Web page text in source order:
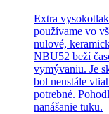
Extra
používame vo
nulové,
NBU52 beží
vymývaniu. Je
bol neustále
potrebné.
nanášanie tuku.